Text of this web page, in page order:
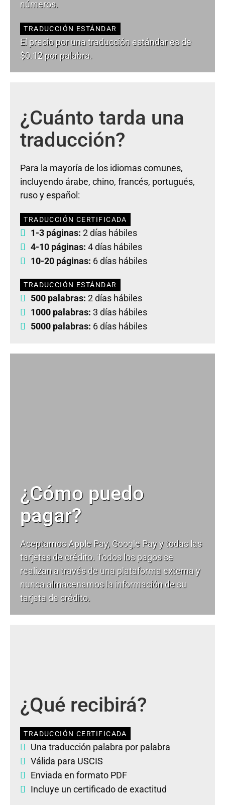
números.
TRADUCCIÓN ESTÁNDAR
El precio por una traducción estándar es de
$0.12 por palabra.
¿Cuánto tarda una
traducción?
Para la mayoría de los idiomas comunes,
incluyendo árabe, chino, francés, portugués,
ruso y español:
TRADUCCIÓN CERTIFICADA
1-3 páginas: 2 días hábiles
4-10 páginas: 4 días hábiles
10-20 páginas: 6 días hábiles
TRADUCCIÓN ESTÁNDAR
500 palabras: 2 días hábiles
1000 palabras: 3 días hábiles
5000 palabras: 6 días hábiles
¿Cómo puedo
pagar?
Aceptamos Apple Pay, Google Pay y todas las
tarjetas de crédito. Todos los pagos se
realizan a través de una plataforma externa y
nunca almacenamos la información de su
tarjeta de crédito.
¿Qué recibirá?
TRADUCCIÓN CERTIFICADA
Una traducción palabra por palabra
Válida para USCIS
Enviada en formato PDF
Incluye un certificado de exactitud